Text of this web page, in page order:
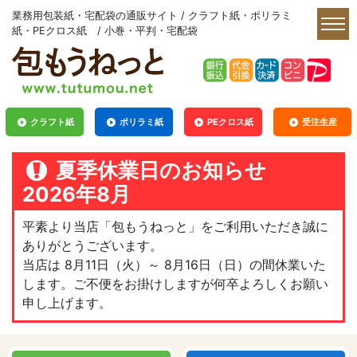
業務用包装紙・宅配袋の通販サイト / クラフト紙・ポリラミ
紙・PEクロス紙 / 小巻・平判・宅配袋
クラフト紙 ポリラミ紙 PEクロス紙 受注生産
夏季休業日のお知らせ
2026年8月
平素より当店「包もうねっと」をご利用いただき誠に
ありがとうございます。
当店は 8月11日（火）～ 8月16日（日）の間休業いた
します。ご不便をお掛けしますが何卒よろしくお願い
申し上げます。